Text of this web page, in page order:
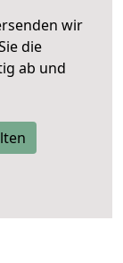
wir
die
ab und